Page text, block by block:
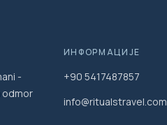
-
ИНФОРМАЦИЈЕ
+90 5417487857
info@ritualstravel.com